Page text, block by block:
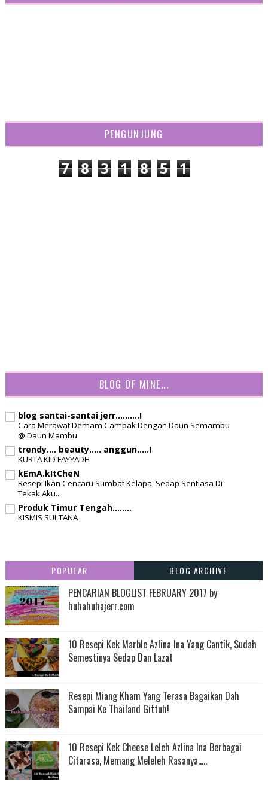
PENGUNJUNG
7 8 3 1 8 5 1
BLOG OF MINE...
blog santai-santai jerr..........!
Cara Merawat Demam Campak Dengan Daun Semambu
@ Daun Mambu
trendy.... beauty..... anggun.....!
KURTA KID FAYYADH
kEmA.kItCheN
Resepi Ikan Cencaru Sumbat Kelapa, Sedap Sentiasa Di
Tekak Aku...
Produk Timur Tengah........
KISMIS SULTANA
POPULAR BLOG ARCHIVE
PENCARIAN BLOGLIST FEBRUARY 2017 by
huhahuhajerr.com
10 Resepi Kek Marble Azlina Ina Yang Cantik, Sudah
Semestinya Sedap Dan Lazat
Resepi Miang Kham Yang Terasa Bagaikan Dah
Sampai Ke Thailand Gittuh!
10 Resepi Kek Cheese Leleh Azlina Ina Berbagai
Citarasa, Memang Meleleh Rasanya.....